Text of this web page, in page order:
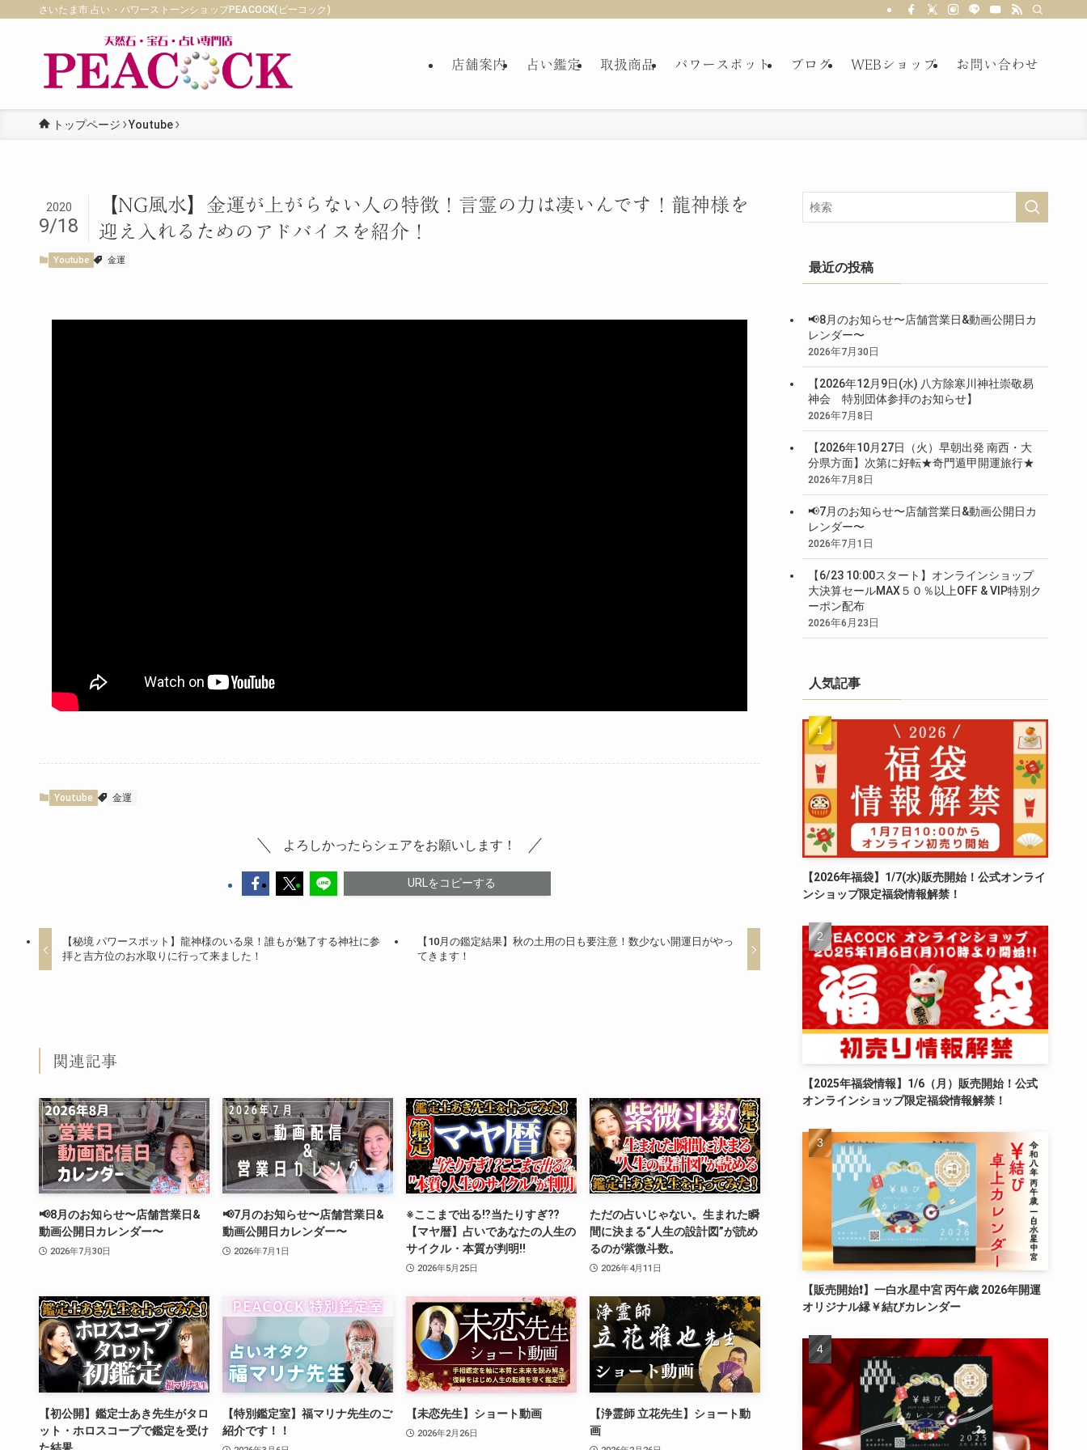
さいたま市 占い・パワーストーンショップPEACOCK(ピーコック)
店舗案内 占い鑑定 取扱商品 パワースポット ブログ WEBショップ お問い合わせ
トップページ Youtube
【NG風水】金運が上がらない人の特徴！言霊の力は凄いんです！龍神様を
迎え入れるためのアドバイスを紹介！
2020
9/18
Youtube 金運
Youtube 金運
よろしかったらシェアをお願いします！
URLをコピーする
【秘境 パワースポット】龍神様のいる泉！誰もが魅了する神社に参
拝と吉方位のお水取りに行って来ました！
【10月の鑑定結果】秋の土用の日も要注意！数少ない開運日がやっ
てきます！
関連記事
📢8月のお知らせ〜店舗営業日&
動画公開日カレンダー〜
2026年7月30日
📢7月のお知らせ〜店舗営業日&
動画公開日カレンダー〜
2026年7月1日
※ここまで出る⁉︎当たりすぎ⁇
【マヤ暦】占いであなたの人生の
サイクル・本質が判明‼️
2026年5月25日
ただの占いじゃない。生まれた瞬
間に決まる“人生の設計図”が読め
るのが紫微斗数。
2026年4月11日
【初公開】鑑定士あき先生がタロ
ット・ホロスコープで鑑定を受け
【特別鑑定室】福マリナ先生のご
紹介です！！
【未恋先生】ショート動画
2026年2月26日
【浄霊師 立花先生】ショート動
画
最近の投稿
📢8月のお知らせ〜店舗営業日&動画公開日カ
レンダー〜
2026年7月30日
【2026年12月9日(水) 八方除寒川神社崇敬易
神会 特別団体参拝のお知らせ】
2026年7月8日
【2026年10月27日（火）早朝出発 南西・大
分県方面】次第に好転★奇門遁甲開運旅行★
2026年7月8日
📢7月のお知らせ〜店舗営業日&動画公開日カ
レンダー〜
2026年7月1日
【6/23 10:00スタート】オンラインショップ
大決算セールMAX５０％以上OFF & VIP特別ク
ーポン配布
2026年6月23日
人気記事
【2026年福袋】1/7(水)販売開始！公式オンライ
ンショップ限定福袋情報解禁！
【2025年福袋情報】1/6（月）販売開始！公式
オンラインショップ限定福袋情報解禁！
【販売開始❗️】一白水星中宮 丙午歳 2026年開運
オリジナル縁￥結びカレンダー